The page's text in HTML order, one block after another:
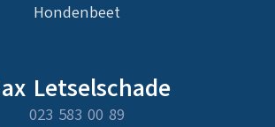
Hondenbeet
Letselschade
023 583 00 89